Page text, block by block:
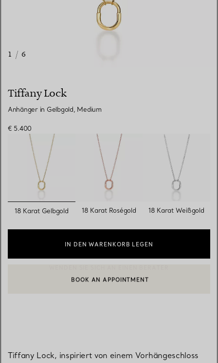
1 / 6
Tiffany Lock
Anhänger in Gelbgold, Medium
€ 5.400
ausgewählt
18 Karat Gelbgold 18 Karat Roségold 18 Karat Weißgold
IN DEN WARENKORB LEGEN
EINEN KUNDENBERATER KONTAKTIEREN ODER EINEN
BOOK AN APPOINTMENT
Tiffany Lock, inspiriert von einem Vorhängeschloss